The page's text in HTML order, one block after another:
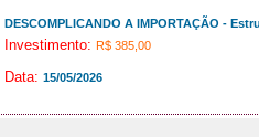
DESCOMPLICANDO A IMPORTAÇÃO -
Investimento: R$ 385,00
Data: 15/05/2026